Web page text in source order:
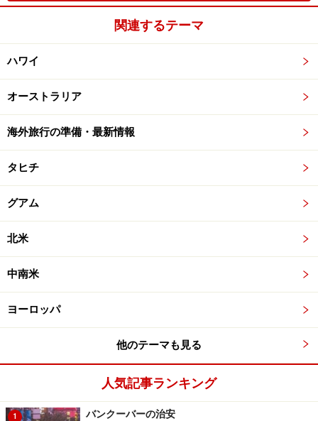
関連するテーマ
ハワイ
オーストラリア
海外旅行の準備・最新情報
タヒチ
グアム
北米
中南米
ヨーロッパ
他のテーマも見る
人気記事ランキング
1 バンクーバーの治安